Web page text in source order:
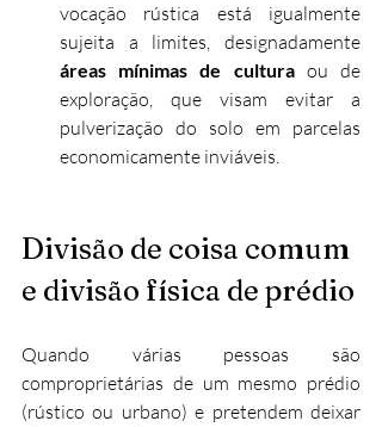
vocação rústica está igualmente
áreas mínimas de cultura ou de
exploração, que visam evitar a
pulverização do solo em parcelas
economicamente inviáveis.
Divisão de coisa comum
e divisão física de prédio
Quando várias pessoas são
comproprietárias de um mesmo prédio
(rústico ou urbano) e pretendem deixar